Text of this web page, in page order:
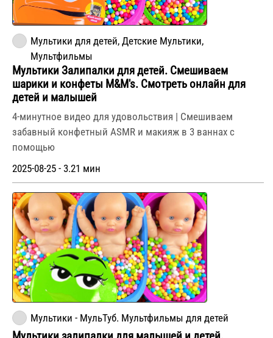
Мультики для детей, Детские Мультики,
Мультфильмы
Мультики Залипалки для детей. Смешиваем
шарики и конфеты M&M's. Смотреть онлайн для
детей и малышей
4-минутное видео для удовольствия | Смешиваем
забавный конфетный ASMR и макияж в 3 ваннах с
помощью
2025-08-25 - 3.21 мин
Мультики - МульТуб. Мультфильмы для детей